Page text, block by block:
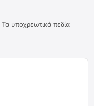
Τα υποχρεωτικά πεδία